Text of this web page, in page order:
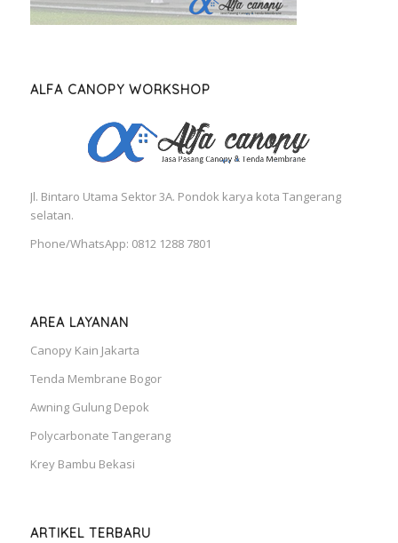
ALFA CANOPY WORKSHOP
Jl. Bintaro Utama Sektor 3A. Pondok karya kota Tangerang
selatan.
Phone/WhatsApp: 0812 1288 7801
AREA LAYANAN
Canopy Kain Jakarta
Tenda Membrane Bogor
Awning Gulung Depok
Polycarbonate Tangerang
Krey Bambu Bekasi
ARTIKEL TERBARU